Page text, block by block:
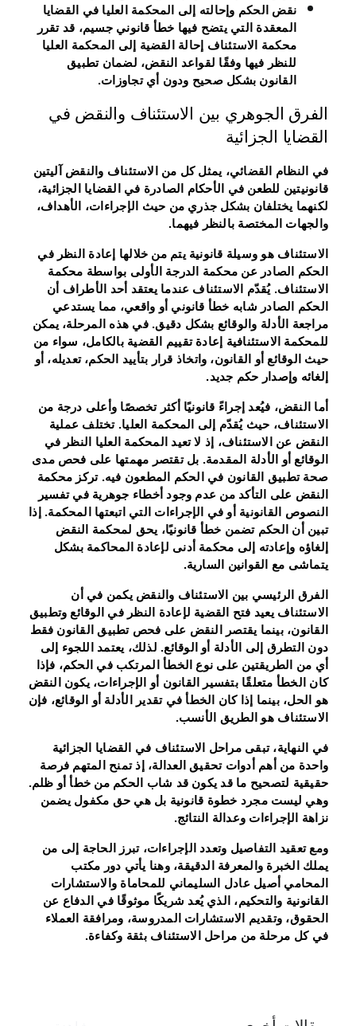
نقض الحكم وإحالته إلى المحكمة العليا في القضايا
المعقدة التي يتضح فيها خطأ قانوني جسيم، قد تقرر
محكمة الاستئناف إحالة القضية إلى المحكمة العليا
للنظر فيها وفقًا لقواعد النقض، لضمان تطبيق
القانون بشكل صحيح ودون أي تجاوزات.
الفرق الجوهري بين الاستئناف والنقض في
القضايا الجزائية
في النظام القضائي، يمثل كل من الاستئناف والنقض آليتين
قانونيتين للطعن في الأحكام الصادرة في القضايا الجزائية،
لكنهما يختلفان بشكل جذري من حيث الإجراءات، الأهداف،
والجهات المختصة بالنظر فيهما.
الاستئناف هو وسيلة قانونية يتم من خلالها إعادة النظر في
الحكم الصادر عن محكمة الدرجة الأولى بواسطة محكمة
الاستئناف. يُقدّم الاستئناف عندما يعتقد أحد الأطراف أن
الحكم الصادر شابه خطأ قانوني أو واقعي، مما يستدعي
مراجعة الأدلة والوقائع بشكل دقيق. في هذه المرحلة، يمكن
للمحكمة الاستئنافية إعادة تقييم القضية بالكامل، سواء من
حيث الوقائع أو القانون، واتخاذ قرار بتأييد الحكم، تعديله، أو
إلغائه وإصدار حكم جديد.
أما النقض، فيُعد إجراءً قانونيًا أكثر تخصصًا وأعلى درجة من
الاستئناف، حيث يُقدّم إلى المحكمة العليا. تختلف عملية
النقض عن الاستئناف، إذ لا تعيد المحكمة العليا النظر في
الوقائع أو الأدلة المقدمة. بل تقتصر مهمتها على فحص مدى
صحة تطبيق القانون في الحكم المطعون فيه. تركز محكمة
النقض على التأكد من عدم وجود أخطاء جوهرية في تفسير
النصوص القانونية أو في الإجراءات التي اتبعتها المحكمة. إذا
تبين أن الحكم تضمن خطأ قانونيًا، يحق لمحكمة النقض
إلغاؤه وإعادته إلى محكمة أدنى لإعادة المحاكمة بشكل
يتماشى مع القوانين السارية.
الفرق الرئيسي بين الاستئناف والنقض يكمن في أن
الاستئناف يعيد فتح القضية لإعادة النظر في الوقائع وتطبيق
القانون، بينما يقتصر النقض على فحص تطبيق القانون فقط
دون التطرق إلى الأدلة أو الوقائع. لذلك، يعتمد اللجوء إلى
أي من الطريقتين على نوع الخطأ المرتكب في الحكم، فإذا
كان الخطأ متعلقًا بتفسير القانون أو الإجراءات، يكون النقض
هو الحل، بينما إذا كان الخطأ في تقدير الأدلة أو الوقائع، فإن
الاستئناف هو الطريق الأنسب.
في النهاية، تبقى مراحل الاستئناف في القضايا الجزائية
واحدة من أهم أدوات تحقيق العدالة، إذ تمنح المتهم فرصة
حقيقية لتصحيح ما قد يكون قد شاب الحكم من خطأ أو ظلم.
وهي ليست مجرد خطوة قانونية بل هي حق مكفول يضمن
نزاهة الإجراءات وعدالة النتائج.
ومع تعقيد التفاصيل وتعدد الإجراءات، تبرز الحاجة إلى من
يملك الخبرة والمعرفة الدقيقة، وهنا يأتي دور مكتب
المحامي أصيل عادل السليماني للمحاماة والاستشارات
القانونية والتحكيم، الذي يُعد شريكًا موثوقًا في الدفاع عن
الحقوق، وتقديم الاستشارات المدروسة، ومرافقة العملاء
في كل مرحلة من مراحل الاستئناف بثقة وكفاءة.